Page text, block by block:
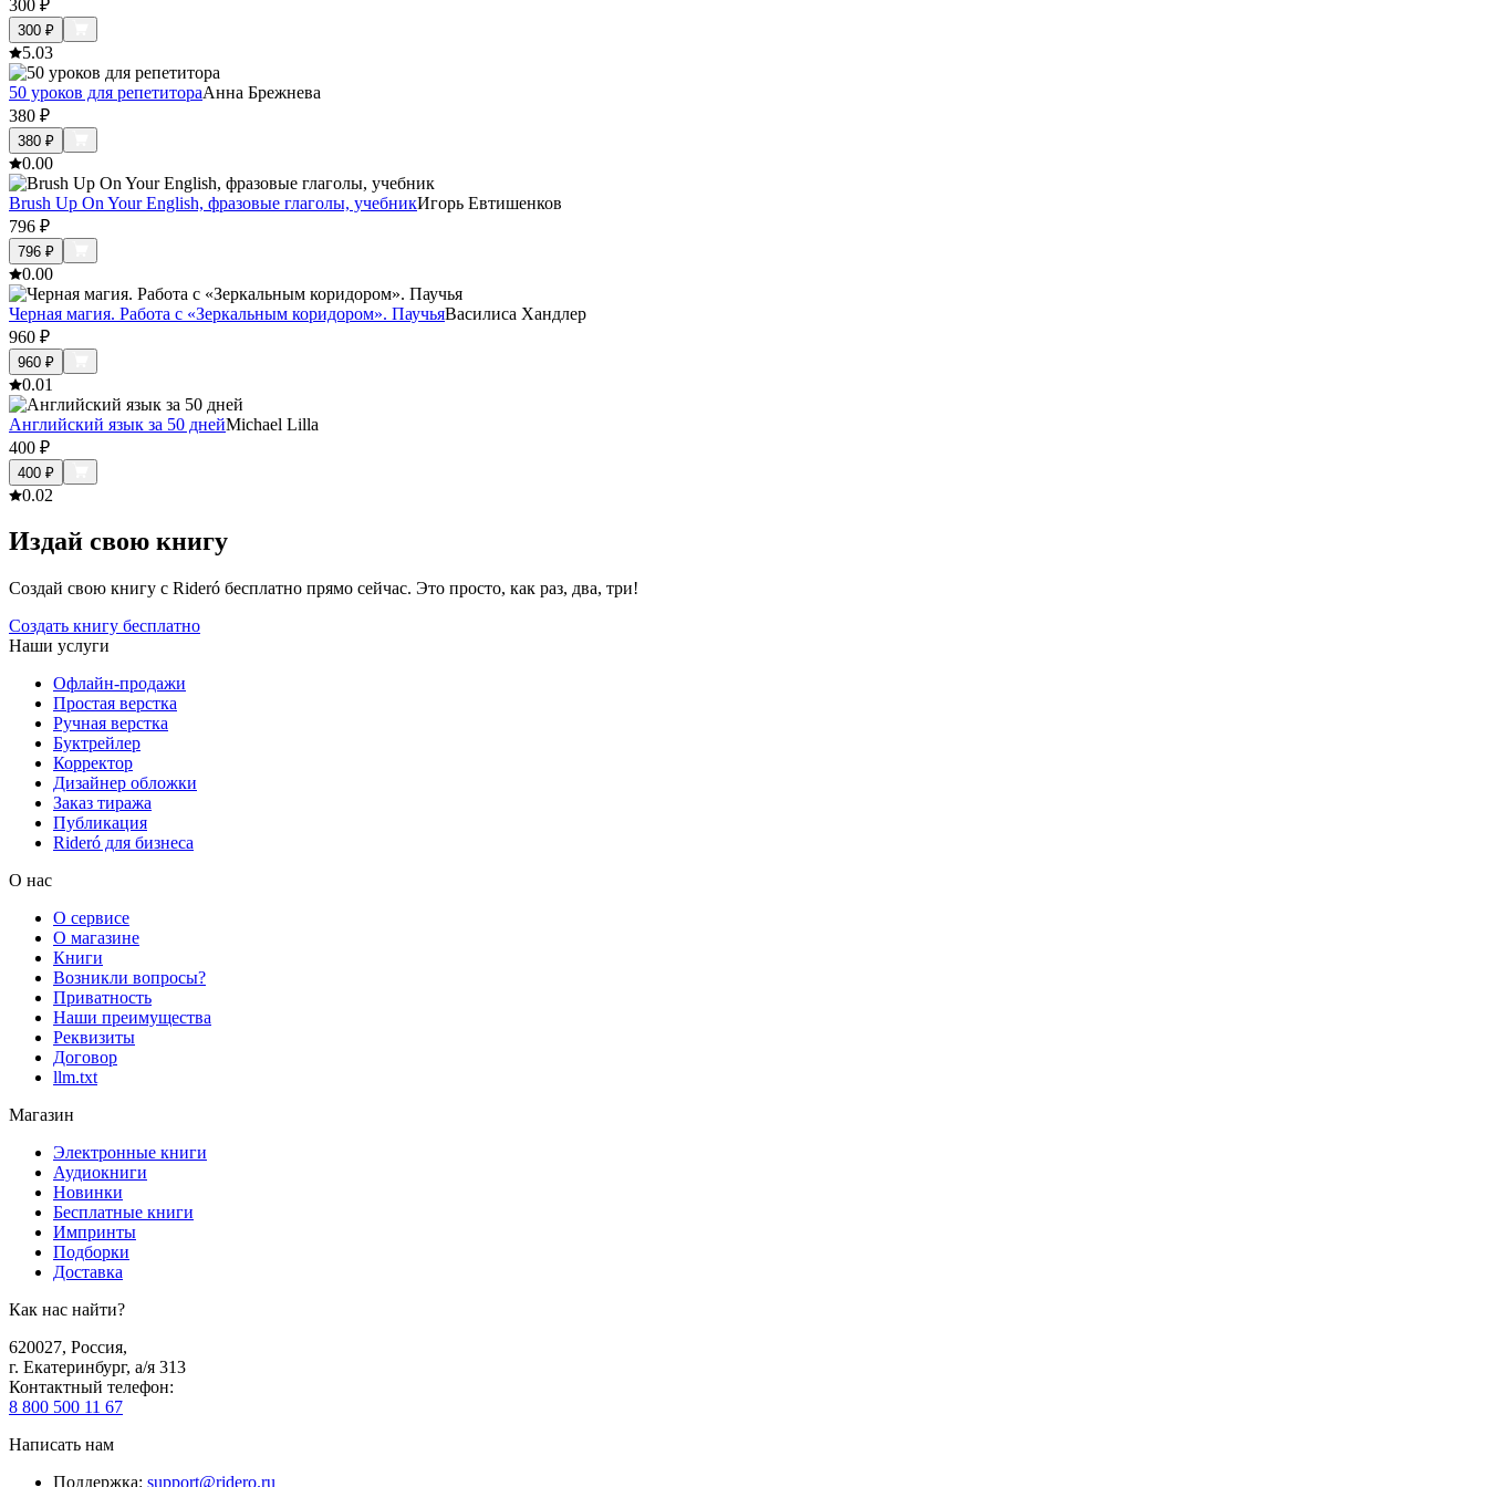
300 ₽
300 ₽
5.03
50 уроков для репетитораАнна Брежнева
380 ₽
380 ₽
0.00
Brush Up On Your English, фразовые глаголы, учебникИгорь Евтишенков
796 ₽
796 ₽
0.00
Черная магия. Работа с «Зеркальным коридором». ПаучьяВасилиса Хандлер
960 ₽
960 ₽
0.01
Английский язык за 50 днейMichael Lilla
400 ₽
400 ₽
0.02
Издай свою книгу
Создай свою книгу с Rideró бесплатно прямо сейчас. Это просто, как раз, два, три!
Создать книгу бесплатно
Наши услуги
Офлайн-продажи
Простая верстка
Ручная верстка
Буктрейлер
Корректор
Дизайнер обложки
Заказ тиража
Публикация
Rideró для бизнеса
О нас
О сервисе
О магазине
Книги
Возникли вопросы?
Приватность
Наши преимущества
Реквизиты
Договор
llm.txt
Магазин
Электронные книги
Аудиокниги
Новинки
Бесплатные книги
Импринты
Подборки
Доставка
Как нас найти?
620027, Россия,
г. Екатеринбург, а/я 313
Контактный телефон:
8 800 500 11 67
Написать нам
Поддержка: support@ridero.ru